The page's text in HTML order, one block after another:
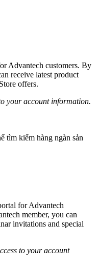
Advantech customers. By
receive latest product
offers.
your account information.
tìm kiếm hàng ngàn sản
for Advantech
member, you can
invitations and special
to your account